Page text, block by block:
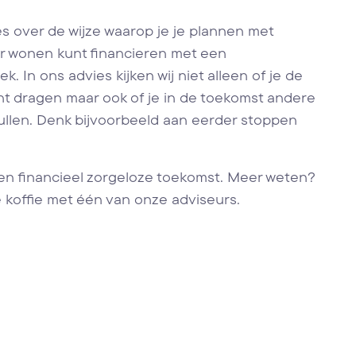
over de wijze waarop je je plannen met
wonen kunt financieren met een
In ons advies kijken wij niet alleen of je de
dragen maar ook of je in de toekomst andere
Denk bijvoorbeeld aan eerder stoppen
financieel zorgeloze toekomst. Meer weten?
met één van onze adviseurs.